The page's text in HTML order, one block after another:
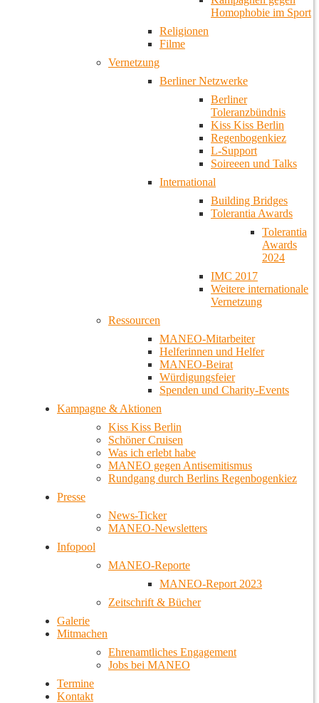
Homophobie im Sport
Religionen
Filme
Vernetzung
Berliner Netzwerke
Berliner
Toleranzbündnis
Kiss Kiss Berlin
Regenbogenkiez
L-Support
Soireeen und Talks
International
Building Bridges
Tolerantia Awards
Tolerantia
Awards
2024
IMC 2017
Weitere internationale
Vernetzung
Ressourcen
MANEO-Mitarbeiter
Helferinnen und Helfer
MANEO-Beirat
Würdigungsfeier
Spenden und Charity-Events
Kampagne & Aktionen
Kiss Kiss Berlin
Schöner Cruisen
Was ich erlebt habe
MANEO gegen Antisemitismus
Rundgang durch Berlins Regenbogenkiez
Presse
News-Ticker
MANEO-Newsletters
Infopool
MANEO-Reporte
MANEO-Report 2023
Zeitschrift & Bücher
Galerie
Mitmachen
Ehrenamtliches Engagement
Jobs bei MANEO
Termine
Kontakt